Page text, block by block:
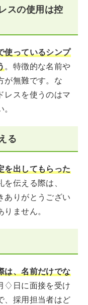
スの使用は控
使っているシンプ
。特徴的な名前や
が無難です。な
レスを使うのはマ
る
を出してもらった
を伝える際は、
ありがとうござい
ません。
は、名前だけでな
♢日に面接を受け
採用担当者はど